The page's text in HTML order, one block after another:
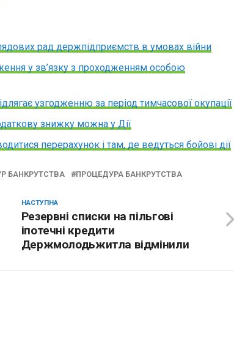
рад держпідприємств в умовах війни
у зв’язку з проходженням особою
узгодженню за період тимчасової окупації
знижку можна у Дії
перерахунок і там, де ведуться бойові дії
БАНКРУТСТВА ПРОЦЕДУРА БАНКРУТСТВА
НАСТУПНА
Резервні списки на пільгові
іпотечні кредити
Держмолодьжитла відмінили